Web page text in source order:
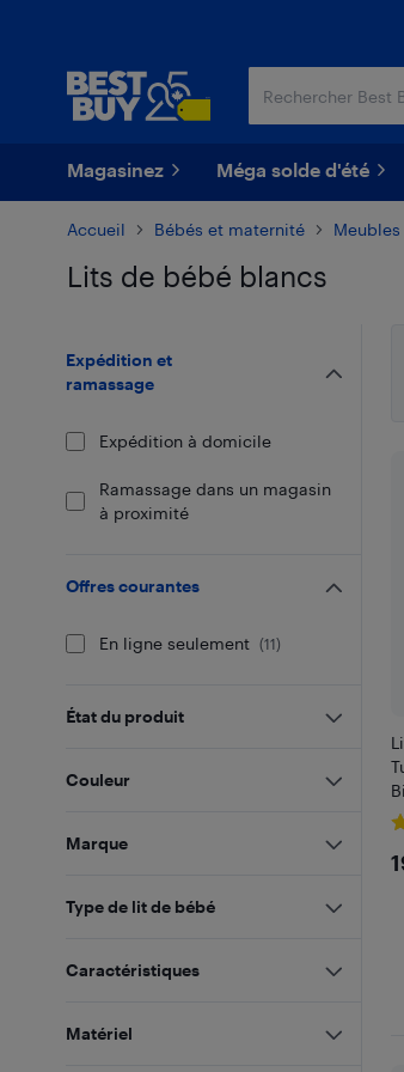
Magasinez Méga solde d'été
Accueil Bébés et maternité
Lits de bébé blancs
Expédition et
ramassage
Expédition à domicile
Ramassage dans un magasin
à proximité
Offres courantes
En ligne seulement (11)
État du produit
Couleur
Marque
Type de lit de bébé
Caractéristiques
Matériel